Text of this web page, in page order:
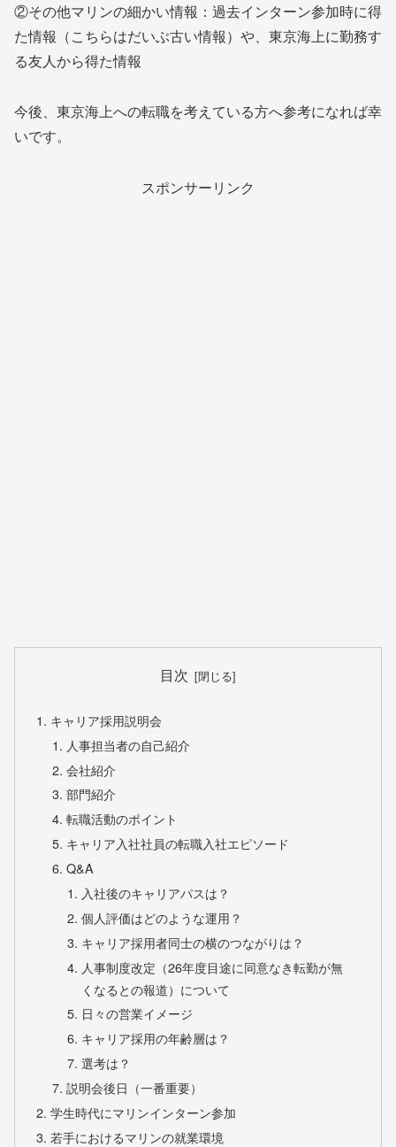
②その他マリンの細かい情報：過去インターン参加時に得
た情報（こちらはだいぶ古い情報）や、東京海上に勤務す
る友人から得た情報
今後、東京海上への転職を考えている方へ参考になれば幸
いです。
スポンサーリンク
目次
キャリア採用説明会
人事担当者の自己紹介
会社紹介
部門紹介
転職活動のポイント
キャリア入社社員の転職入社エピソード
Q&A
入社後のキャリアパスは？
個人評価はどのような運用？
キャリア採用者同士の横のつながりは？
人事制度改定（26年度目途に同意なき転勤が無
くなるとの報道）について
日々の営業イメージ
キャリア採用の年齢層は？
選考は？
説明会後日（一番重要）
学生時代にマリンインターン参加
若手におけるマリンの就業環境